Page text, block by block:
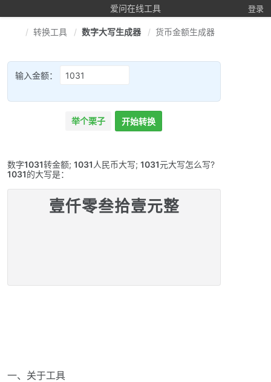
爱问在线工具 登录
转换工具 数字大写生成器 货币金额生成器
输入金额：
举个栗子 开始转换
数字1031转金额; 1031 人民币大写; 1031元大写怎么写?
1031的大写是：
壹仟零叁拾壹元整
一、关于工具